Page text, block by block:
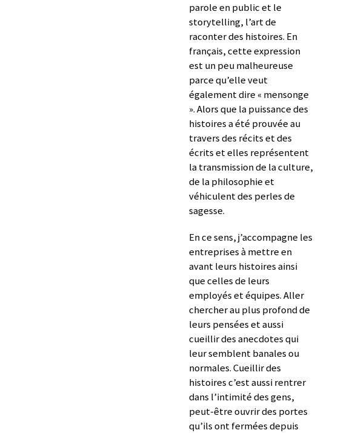
parole en public et le
storytelling, l’art de
raconter des histoires. En
français, cette expression
est un peu malheureuse
parce qu’elle veut
également dire « mensonge
». Alors que la puissance des
histoires a été prouvée au
travers des récits et des
écrits et elles représentent
la transmission de la culture,
de la philosophie et
véhiculent des perles de
sagesse.
En ce sens, j’accompagne les
entreprises à mettre en
avant leurs histoires ainsi
que celles de leurs
employés et équipes. Aller
chercher au plus profond de
leurs pensées et aussi
cueillir des anecdotes qui
leur semblent banales ou
normales. Cueillir des
histoires c’est aussi rentrer
dans l’intimité des gens,
peut-être ouvrir des portes
qu’ils ont fermées depuis